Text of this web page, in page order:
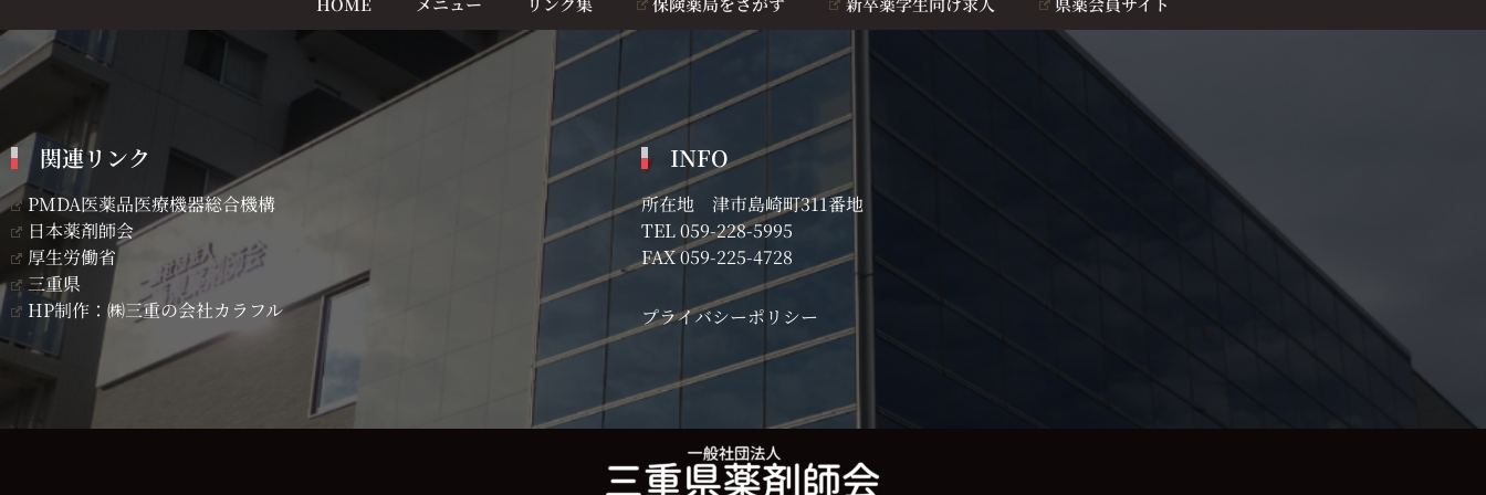
関連リンク
PMDA医薬品医療機器総合機構
日本薬剤師会
厚生労働省
三重県
HP制作：㈱三重の会社カラフル
INFO
所在地 津市島崎町311番地
TEL059-228-5995
FAX 059-225-4728
プライバシーポリシー